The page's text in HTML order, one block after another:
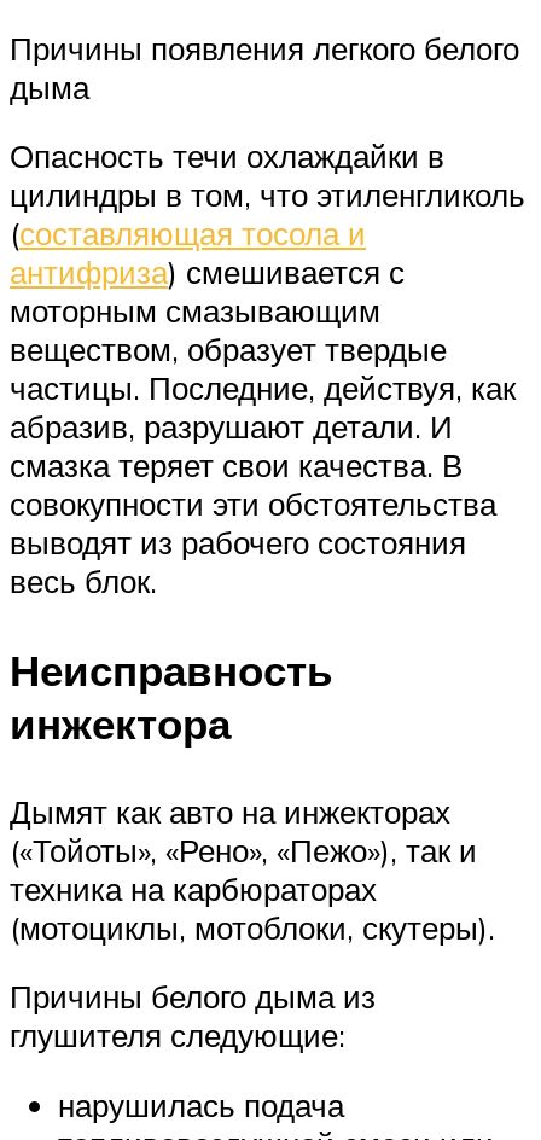
Причины появления легкого белого
дыма
Опасность течи охлаждайки в
цилиндры в том, что этиленгликоль
(составляющая тосола и
антифриза) смешивается с
моторным смазывающим
веществом, образует твердые
частицы. Последние, действуя, как
абразив, разрушают детали. И
смазка теряет свои качества. В
совокупности эти обстоятельства
выводят из рабочего состояния
весь блок.
Неисправность
инжектора
Дымят как авто на инжекторах
(«Тойоты», «Рено», «Пежо»), так и
техника на карбюраторах
(мотоциклы, мотоблоки, скутеры).
Причины белого дыма из
глушителя следующие:
нарушилась подача